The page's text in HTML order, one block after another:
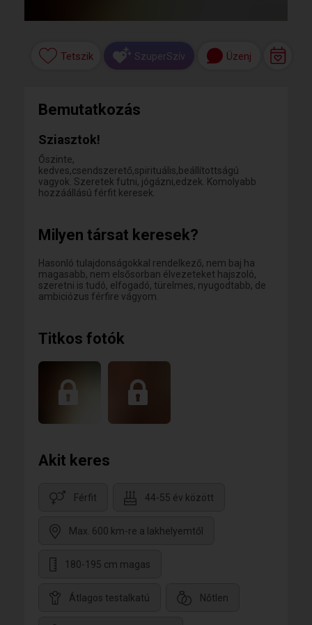
Tetszik SzuperSzív Üzenj
Bemutatkozás
Sziasztok!
Őszinte,
kedves,csendszerető,spirituális,beállítottságú
vagyok. Szeretek futni, jógázni,edzek. Komolyabb
hozzáállású férfit keresek.
Milyen társat keresek?
Hasonló tulajdonságokkal rendelkező, nem baj ha
magasabb, nem elsősorban élvezeteket hajszoló,
szeretni is tudó, elfogadó, türelmes, nyugodtabb, de
ambiciózus férfire vágyom.
Titkos fotók
Akit keres
Férfit 44-55 év között
Max. 600 km-re a lakhelyemtől
180-195 cm magas
Átlagos testalkatú Nőtlen